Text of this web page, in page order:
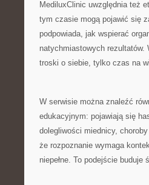
MediluxClinic uwzględnia też
tym czasie mogą pojawić się
podpowiada, jak wspierać
natychmiastowych
troski o siebie, tylko czas na
W serwisie można znaleźć
edukacyjnym: pojawiają się
dolegliwości miednicy,
że rozpoznanie wymaga
niepełne. To podejście